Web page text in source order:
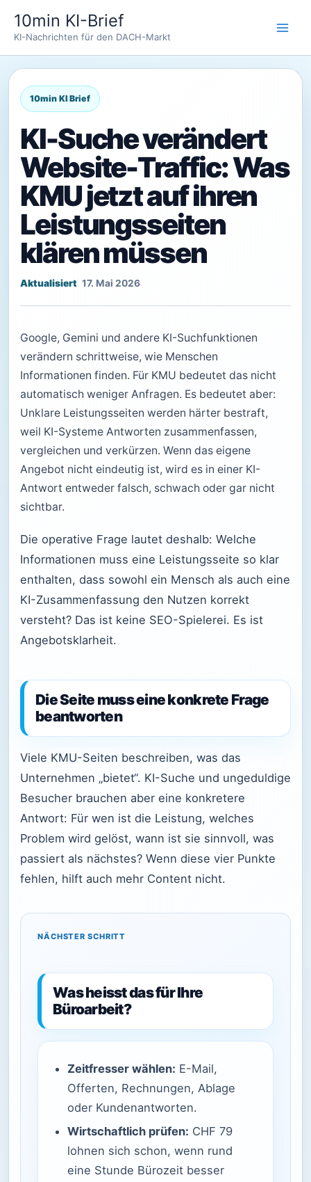
Inhalt
springen
10min KI-Brief
KI-Nachrichten für den DACH-Markt
KI-Suche verändert
Website-Traffic: Was
KMU jetzt auf ihren
Leistungsseiten
klären müssen
17. Mai 2026
Google, Gemini und andere KI-Suchfunktionen
verändern schrittweise, wie Menschen
Informationen finden. Für KMU bedeutet das nicht
automatisch weniger Anfragen. Es bedeutet aber:
Unklare Leistungsseiten werden härter bestraft,
weil KI-Systeme Antworten zusammenfassen,
vergleichen und verkürzen. Wenn das eigene
Angebot nicht eindeutig ist, wird es in einer KI-
Antwort entweder falsch, schwach oder gar nicht
sichtbar.
Die operative Frage lautet deshalb: Welche
Informationen muss eine Leistungsseite so klar
enthalten, dass sowohl ein Mensch als auch eine
KI-Zusammenfassung den Nutzen korrekt
versteht? Das ist keine SEO-Spielerei. Es ist
Angebotsklarheit.
Die Seite muss eine konkrete Frage
beantworten
Viele KMU-Seiten beschreiben, was das
Unternehmen „bietet“. KI-Suche und ungeduldige
Besucher brauchen aber eine konkretere
Antwort: Für wen ist die Leistung, welches
Problem wird gelöst, wann ist sie sinnvoll, was
passiert als nächstes? Wenn diese vier Punkte
fehlen, hilft auch mehr Content nicht.
NÄCHSTER SCHRITT
Was heisst das für Ihre
Büroarbeit?
Zeitfresser wählen: E-Mail,
Offerten, Rechnungen, Ablage
oder Kundenantworten.
Wirtschaftlich prüfen: CHF 79
lohnen sich schon, wenn rund
eine Stunde Bürozeit besser